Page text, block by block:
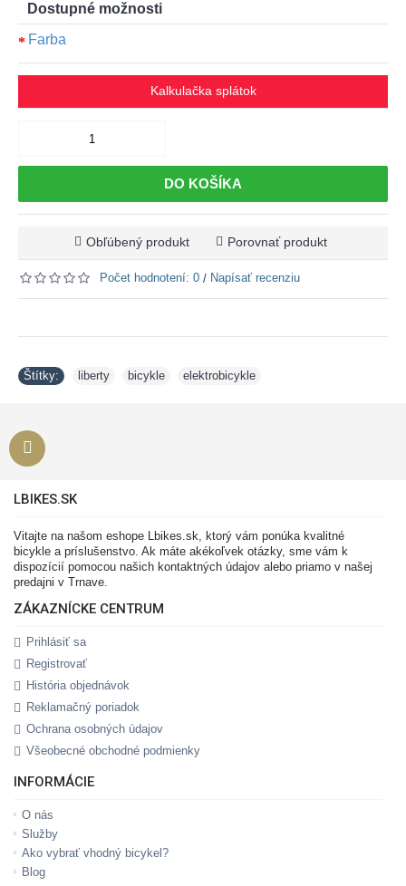
Dostupné možnosti
Farba
Kalkulačka splátok
DO KOŠÍKA
Obľúbený produkt Porovnať produkt
Počet hodnotení: 0 / Napísať recenziu
Štítky: liberty bicykle elektrobicykle
LBIKES.SK
Vitajte na našom eshope Lbikes.sk, ktorý vám ponúka kvalitné
bicykle a príslušenstvo. Ak máte akékoľvek otázky, sme vám k
dispozícií pomocou našich kontaktných údajov alebo priamo v našej
predajni v Trnave.
ZÁKAZNÍCKE CENTRUM
Prihlásiť sa
Registrovať
História objednávok
Reklamačný poriadok
Ochrana osobných údajov
Všeobecné obchodné podmienky
INFORMÁCIE
O nás
Služby
Ako vybrať vhodný bicykel?
Blog